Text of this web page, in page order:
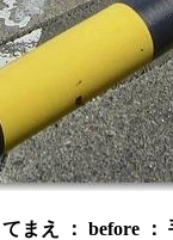
てまえ ： before ：